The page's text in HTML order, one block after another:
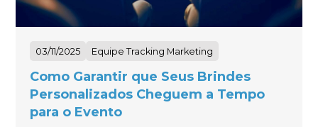
03/11/2025 Equipe Tracking Marketing
Como Garantir que Seus Brindes
Personalizados Cheguem a Tempo
para o Evento